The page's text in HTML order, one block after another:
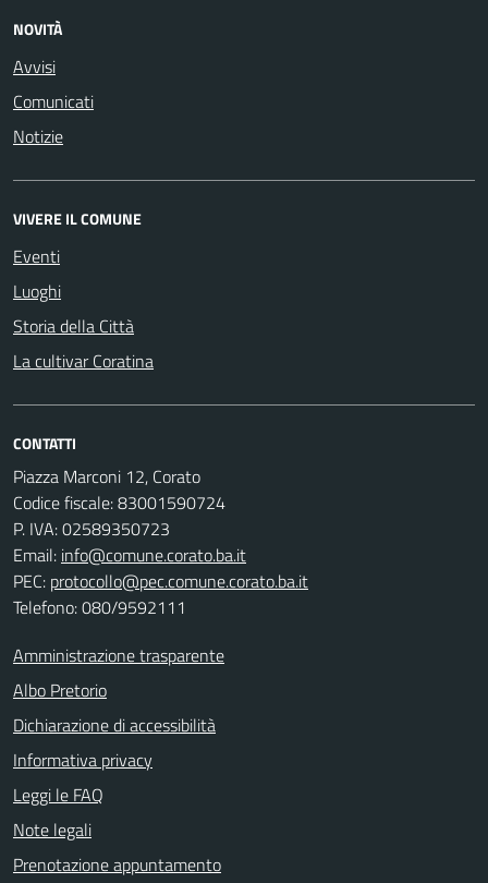
NOVITÀ
Avvisi
Comunicati
Notizie
VIVERE IL COMUNE
Eventi
Luoghi
Storia della Città
La cultivar Coratina
CONTATTI
Piazza Marconi 12, Corato
Codice fiscale: 83001590724
P. IVA: 02589350723
Email: info@comune.corato.ba.it
PEC: protocollo@pec.comune.corato.ba.it
Telefono: 080/9592111
Amministrazione trasparente
Albo Pretorio
Dichiarazione di accessibilità
Informativa privacy
Leggi le FAQ
Note legali
Prenotazione appuntamento